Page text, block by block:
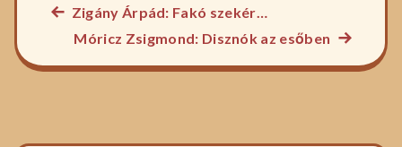
Bejegyzés
navigáció
Előző
főzelék
recept:
Zigány Árpád: Fakó szekér…
Móricz Zsigmond: Disznók az esőben
főzelék